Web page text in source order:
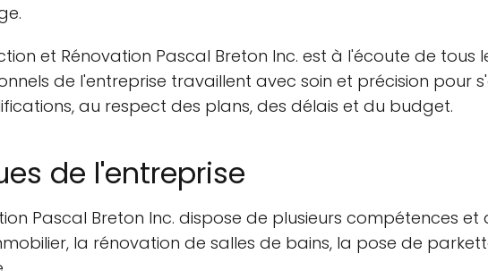
et Rénovation Pascal Breton Inc. est à l'écoute de tous
de l'entreprise travaillent avec soin et précision pour
au respect des plans, des délais et du budget.
de l'entreprise
Pascal Breton Inc. dispose de plusieurs compétences
la rénovation de salles de bains, la pose de